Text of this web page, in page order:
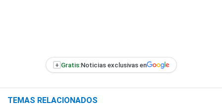
+ Gratis:Noticias exclusivas en
TEMAS RELACIONADOS